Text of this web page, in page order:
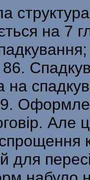
на 7
86.
на
Але